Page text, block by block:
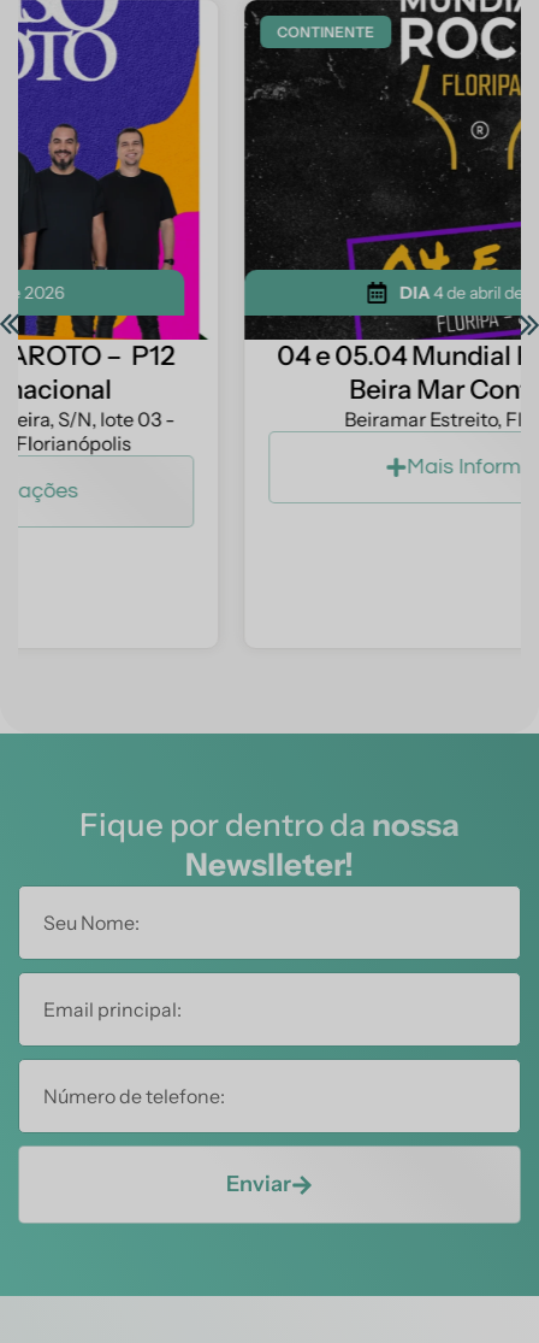
CONTINENTE
04 e 05.04 Mundial Rock Floripa –
Beira Mar Continental
Beiramar Estreito, Florianópolis
Fique por dentro da nossa
Newslleter!
Enviar